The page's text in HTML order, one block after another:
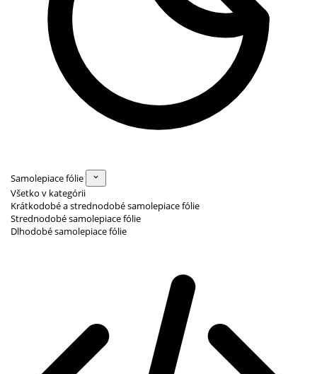
Samolepiace fólie
Všetko v kategórii
Krátkodobé a strednodobé samolepiace fólie
Strednodobé samolepiace fólie
Dlhodobé samolepiace fólie